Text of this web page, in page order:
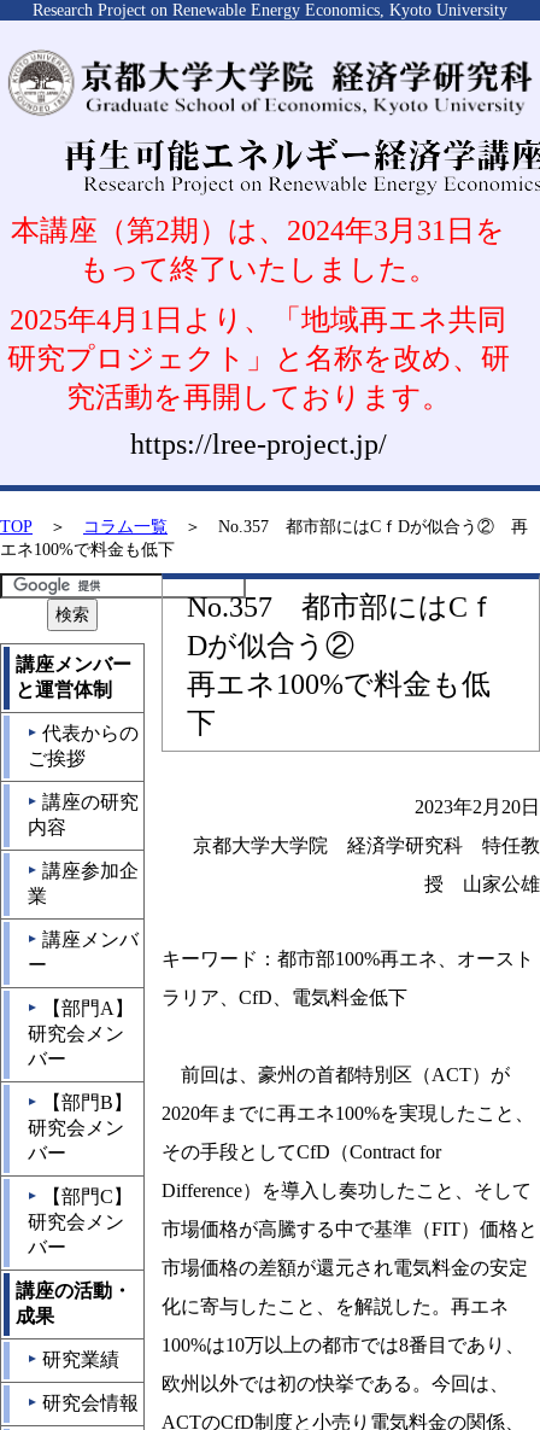
Research Project on Renewable Energy Economics, Kyoto University
本講座（第2期）は、2024年3月31日を
もって終了いたしました。
2025年4月1日より、「地域再エネ共同
研究プロジェクト」と名称を改め、研
究活動を再開しております。
https://lree-project.jp/
TOP ＞ コラム一覧 ＞ No.357 都市部にはCｆDが似合う② 再
エネ100%で料金も低下
講座メンバー
と運営体制
▲ 代表からの
ご挨拶
▲ 講座の研究
内容
▲ 講座参加企
業
▲ 講座メンバ
ー
▲
【部門A】
研究会メン
バー
▲
【部門B】
研究会メン
バー
▲
【部門C】
研究会メン
バー
講座の活動・
成果
▲ 研究業績
▲ 研究会情報
No.357 都市部にはCｆ
Dが似合う②
再エネ100%で料金も低
下
2023年2月20日
京都大学大学院 経済学研究科 特任教
授 山家公雄
キーワード：都市部100%再エネ、オースト
ラリア、CfD、電気料金低下
前回は、豪州の首都特別区（ACT）が
2020年までに再エネ100%を実現したこと、
その手段としてCfD（Contract for
Difference）を導入し奏功したこと、そして
市場価格が高騰する中で基準（FIT）価格と
市場価格の差額が還元され電気料金の安定
化に寄与したこと、を解説した。再エネ
100%は10万以上の都市では8番目であり、
欧州以外では初の快挙である。今回は、
ACTのCfD制度と小売り電気料金の関係、